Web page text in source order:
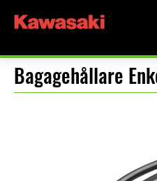
Bagagehållare